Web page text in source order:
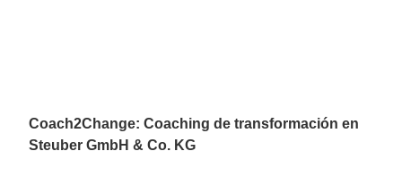
Coach2Change: Coaching de transformación en
Steuber GmbH & Co. KG